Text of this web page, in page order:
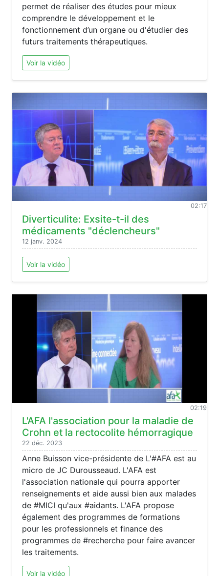
permet de réaliser des études pour mieux
comprendre le développement et le
fonctionnement d’un organe ou d'étudier des
futurs traitements thérapeutiques.
Voir la vidéo
02:17
Diverticulite: Exsite-t-il des
médicaments "déclencheurs"
12 janv. 2024
Voir la vidéo
02:19
L'AFA l'association pour la maladie de
Crohn et la rectocolite hémorragique
22 déc. 2023
Anne Buisson vice-présidente de L'#AFA est au
micro de JC Durousseaud. L'AFA est
l'association nationale qui pourra apporter
renseignements et aide aussi bien aux malades
de #MICI qu'aux #aidants. L'AFA propose
également des programmes de formations
pour les professionnels et finance des
programmes de #recherche pour faire avancer
les traitements.
Voir la vidéo